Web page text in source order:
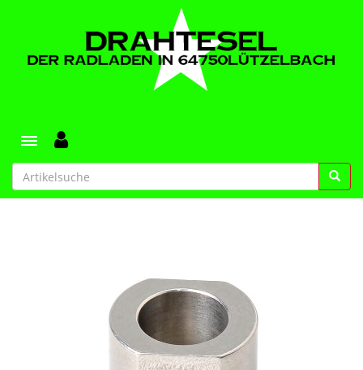
Toggle navigation